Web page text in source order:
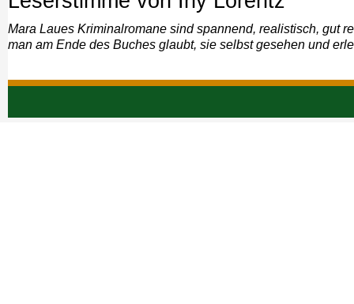
Mara Laues Kriminalromane sind spannend, realistisch, gut
man am Ende des Buches glaubt, sie selbst gesehen und